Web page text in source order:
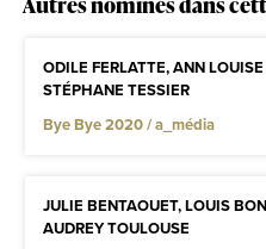
ODILE FERLATTE, ANN
STÉPHANE TESSIER
Bye Bye 2020 / a_média
JULIE BENTAOUET, LOUIS
AUDREY TOULOUSE